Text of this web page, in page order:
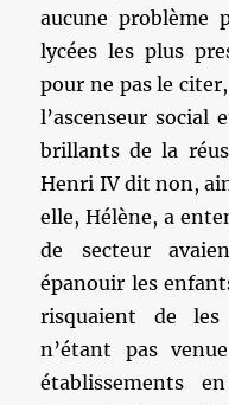
aucune problème
lycées les plus
pour ne pas le
l’ascenseur social
brillants de la
Henri IV dit non,
elle, Hélène, a
de secteur
épanouir les
risquaient de les
n’étant pas
établissements